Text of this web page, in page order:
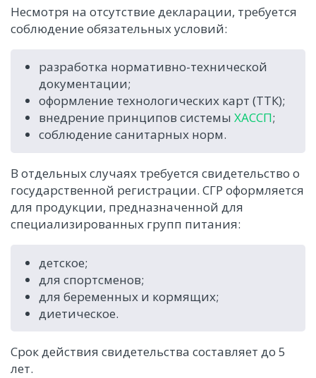
Несмотря на отсутствие декларации, требуется
соблюдение обязательных условий:
разработка нормативно-технической
документации;
оформление технологических карт (ТТК);
внедрение принципов системы ХАССП;
соблюдение санитарных норм.
В отдельных случаях требуется свидетельство о
государственной регистрации. СГР оформляется
для продукции, предназначенной для
специализированных групп питания:
детское;
для спортсменов;
для беременных и кормящих;
диетическое.
Срок действия свидетельства составляет до 5
лет.